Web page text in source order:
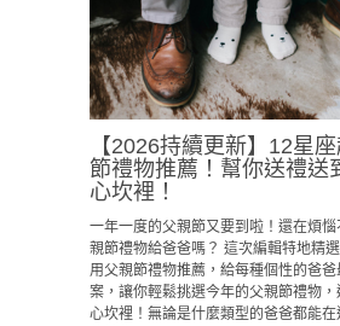
【2026持續更新】12星
節禮物推薦！幫你送禮送
心坎裡！
一年一度的父親節又要到啦！還在煩
親節禮物給爸爸嗎？ 這次編輯特地精
用父親節禮物推薦，給每種個性的爸
案，讓你輕鬆挑選今年的父親節禮物
心坎裡！無論是什麼類型的爸爸都能在